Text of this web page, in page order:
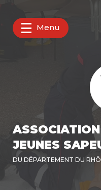
Menu
JEUNES
DU DÉPARTEMENT DU